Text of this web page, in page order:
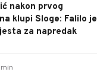
nakon prvog
klupi Sloge: Falilo je
za napredak